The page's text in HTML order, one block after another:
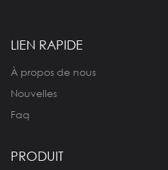
LIEN RAPIDE
À propos de nous
Nouvelles
Faq
PRODUIT